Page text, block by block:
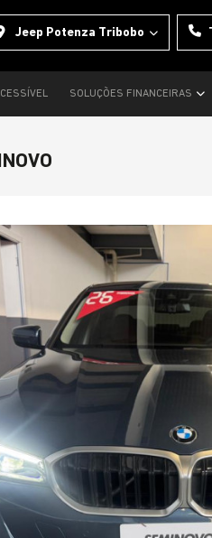
Jeep Potenza Tribobo
SOLUÇÕES FINANCEIRAS